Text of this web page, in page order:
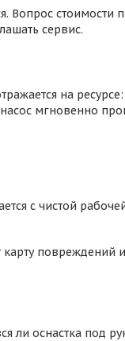
Вопрос
сервис.
на
мгновенно
с чистой
повреждений
ли оснастка под